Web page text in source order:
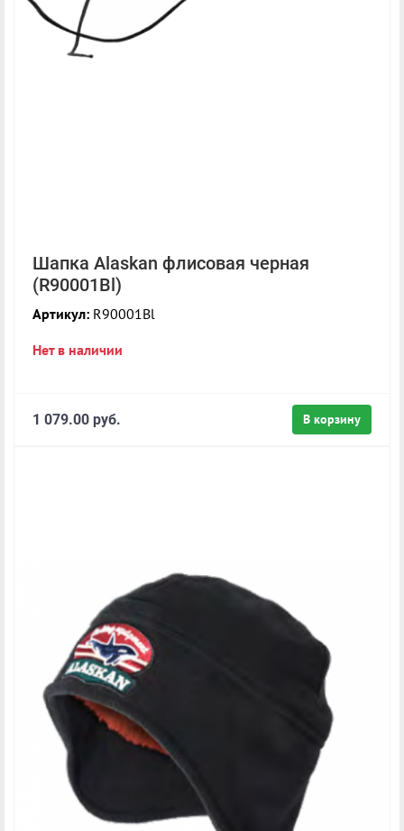
Шапка Alaskan флисовая черная
(R90001Bl)
Артикул: R90001Bl
Нет в наличии
В корзину
1 079.00 руб.